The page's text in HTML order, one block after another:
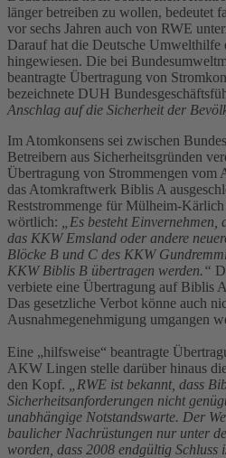
länger betreiben zu wollen, bedeutet
vor sechs Jahren auch von RWE
Darauf hat die Deutsche
hingewiesen. Die bei
beantragte Übertragung von
bezeichnete DUH
Anschlag auf die Sicherheit der
Im Atomkonsens sei zwischen
Betreibern aus Sicherheitsgründen
Übertragung von Strommengen
das Atomkraftwerk Biblis A
Reststrommenge für Mülheim-
wörtlich:
„Es besteht Einvernehmen,
das KKW Emsland oder andere
Blöcke B und C des KKW
KKW Biblis B übertragen werden.“
verbiete eine Übertragung auf Biblis
Das gesetzliche Verbot könne auch
Ausnahmegenehmigung umgangen
Eine „hilfsweise“ beantragte
AKW Lingen stelle darüber hinaus
den Kopf.
„RWE ist bekannt, dass
Sicherheitsanforderungen nicht
unabhängige Notstandswarte. Der
baulicher Nachrüstungen nur unter
worden, dass 2008 endgültig Schluss